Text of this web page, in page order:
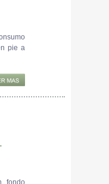
pie a
fondo